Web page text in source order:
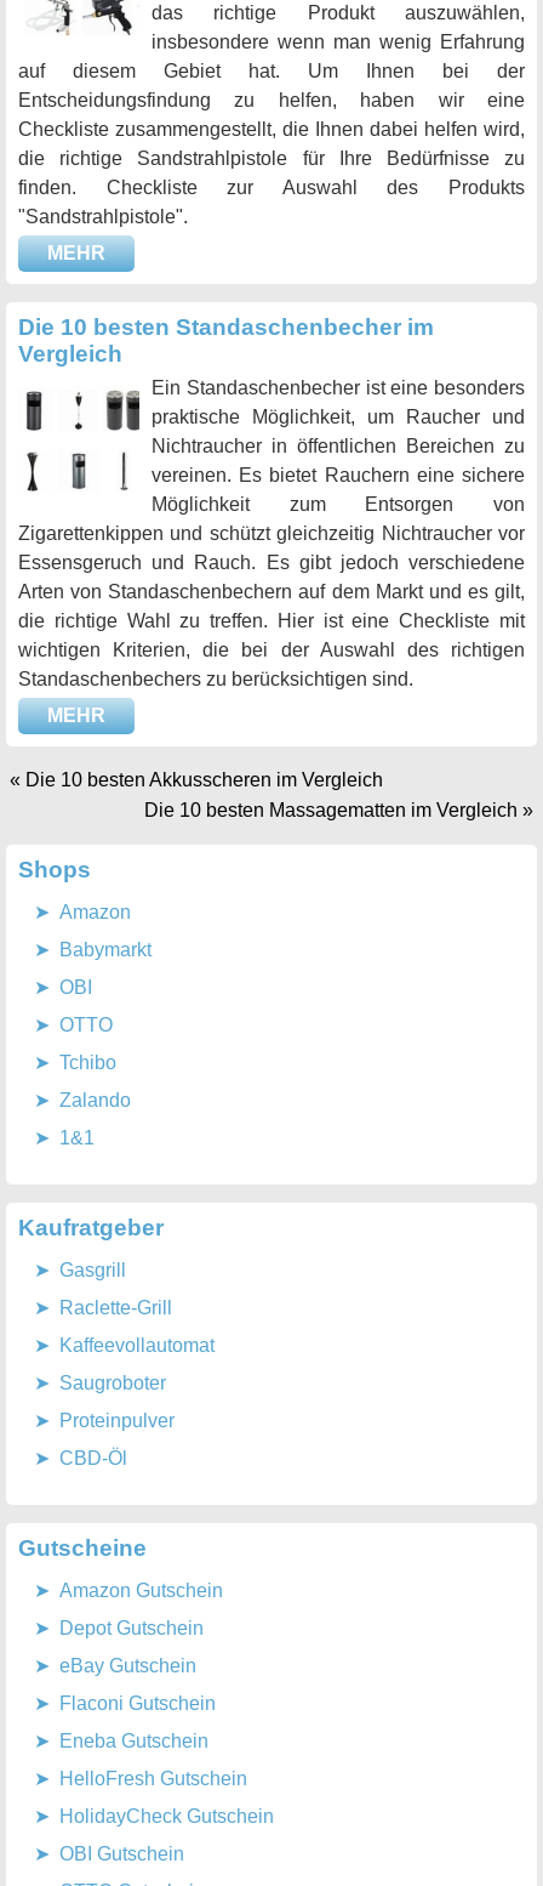
das richtige Produkt auszuwählen,
insbesondere wenn man wenig Erfahrung
auf diesem Gebiet hat. Um Ihnen bei der
Entscheidungsfindung zu helfen, haben wir eine
Checkliste zusammengestellt, die Ihnen dabei helfen wird,
die richtige Sandstrahlpistole für Ihre Bedürfnisse zu
finden. Checkliste zur Auswahl des Produkts
"Sandstrahlpistole".
MEHR
Die 10 besten Standaschenbecher im
Vergleich
Ein Standaschenbecher ist eine besonders
praktische Möglichkeit, um Raucher und
Nichtraucher in öffentlichen Bereichen zu
vereinen. Es bietet Rauchern eine sichere
Möglichkeit zum Entsorgen von
Zigarettenkippen und schützt gleichzeitig Nichtraucher vor
Essensgeruch und Rauch. Es gibt jedoch verschiedene
Arten von Standaschenbechern auf dem Markt und es gilt,
die richtige Wahl zu treffen. Hier ist eine Checkliste mit
wichtigen Kriterien, die bei der Auswahl des richtigen
Standaschenbechers zu berücksichtigen sind.
MEHR
« Die 10 besten Akkusscheren im Vergleich
Die 10 besten Massagematten im Vergleich »
Shops
Amazon
Babymarkt
OBI
OTTO
Tchibo
Zalando
1&1
Kaufratgeber
Gasgrill
Raclette-Grill
Kaffeevollautomat
Saugroboter
Proteinpulver
CBD-Öl
Gutscheine
Amazon Gutschein
Depot Gutschein
eBay Gutschein
Flaconi Gutschein
Eneba Gutschein
HelloFresh Gutschein
HolidayCheck Gutschein
OBI Gutschein